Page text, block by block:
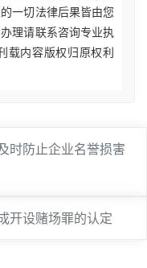
一切法律后果皆由您
理请联系咨询专业执
载内容版权归原权利
时防止企业名誉损害
开设赌场罪的认定